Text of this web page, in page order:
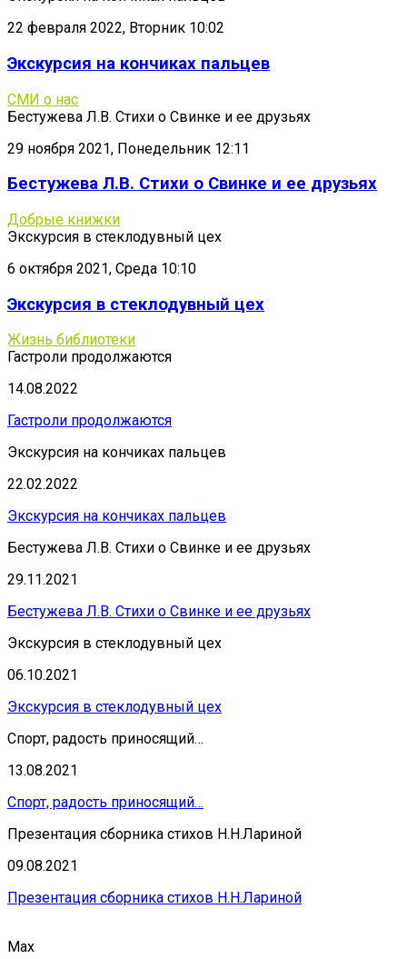
22 февраля 2022, Вторник 10:02
Экскурсия на кончиках пальцев
СМИ о нас
Бестужева Л.В. Стихи о Свинке и ее друзьях
29 ноября 2021, Понедельник 12:11
Бестужева Л.В. Стихи о Свинке и ее друзьях
Добрые книжки
Экскурсия в стеклодувный цех
6 октября 2021, Среда 10:10
Экскурсия в стеклодувный цех
Жизнь библиотеки
Гастроли продолжаются
14.08.2022
Гастроли продолжаются
Экскурсия на кончиках пальцев
22.02.2022
Экскурсия на кончиках пальцев
Бестужева Л.В. Стихи о Свинке и ее друзьях
29.11.2021
Бестужева Л.В. Стихи о Свинке и ее друзьях
Экскурсия в стеклодувный цех
06.10.2021
Экскурсия в стеклодувный цех
Спорт, радость приносящий…
13.08.2021
Спорт, радость приносящий…
Презентация сборника стихов Н.Н.Лариной
09.08.2021
Презентация сборника стихов Н.Н.Лариной
Мах